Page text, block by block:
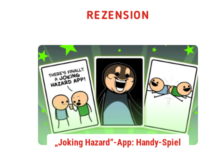
REZENSION
„Joking Hazard“-App: Handy-Spiel